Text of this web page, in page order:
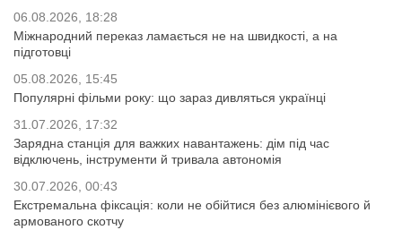
06.08.2026, 18:28
Міжнародний переказ ламається не на швидкості, а на
підготовці
05.08.2026, 15:45
Популярні фільми року: що зараз дивляться українці
31.07.2026, 17:32
Зарядна станція для важких навантажень: дім під час
відключень, інструменти й тривала автономія
30.07.2026, 00:43
Екстремальна фіксація: коли не обійтися без алюмінієвого й
армованого скотчу